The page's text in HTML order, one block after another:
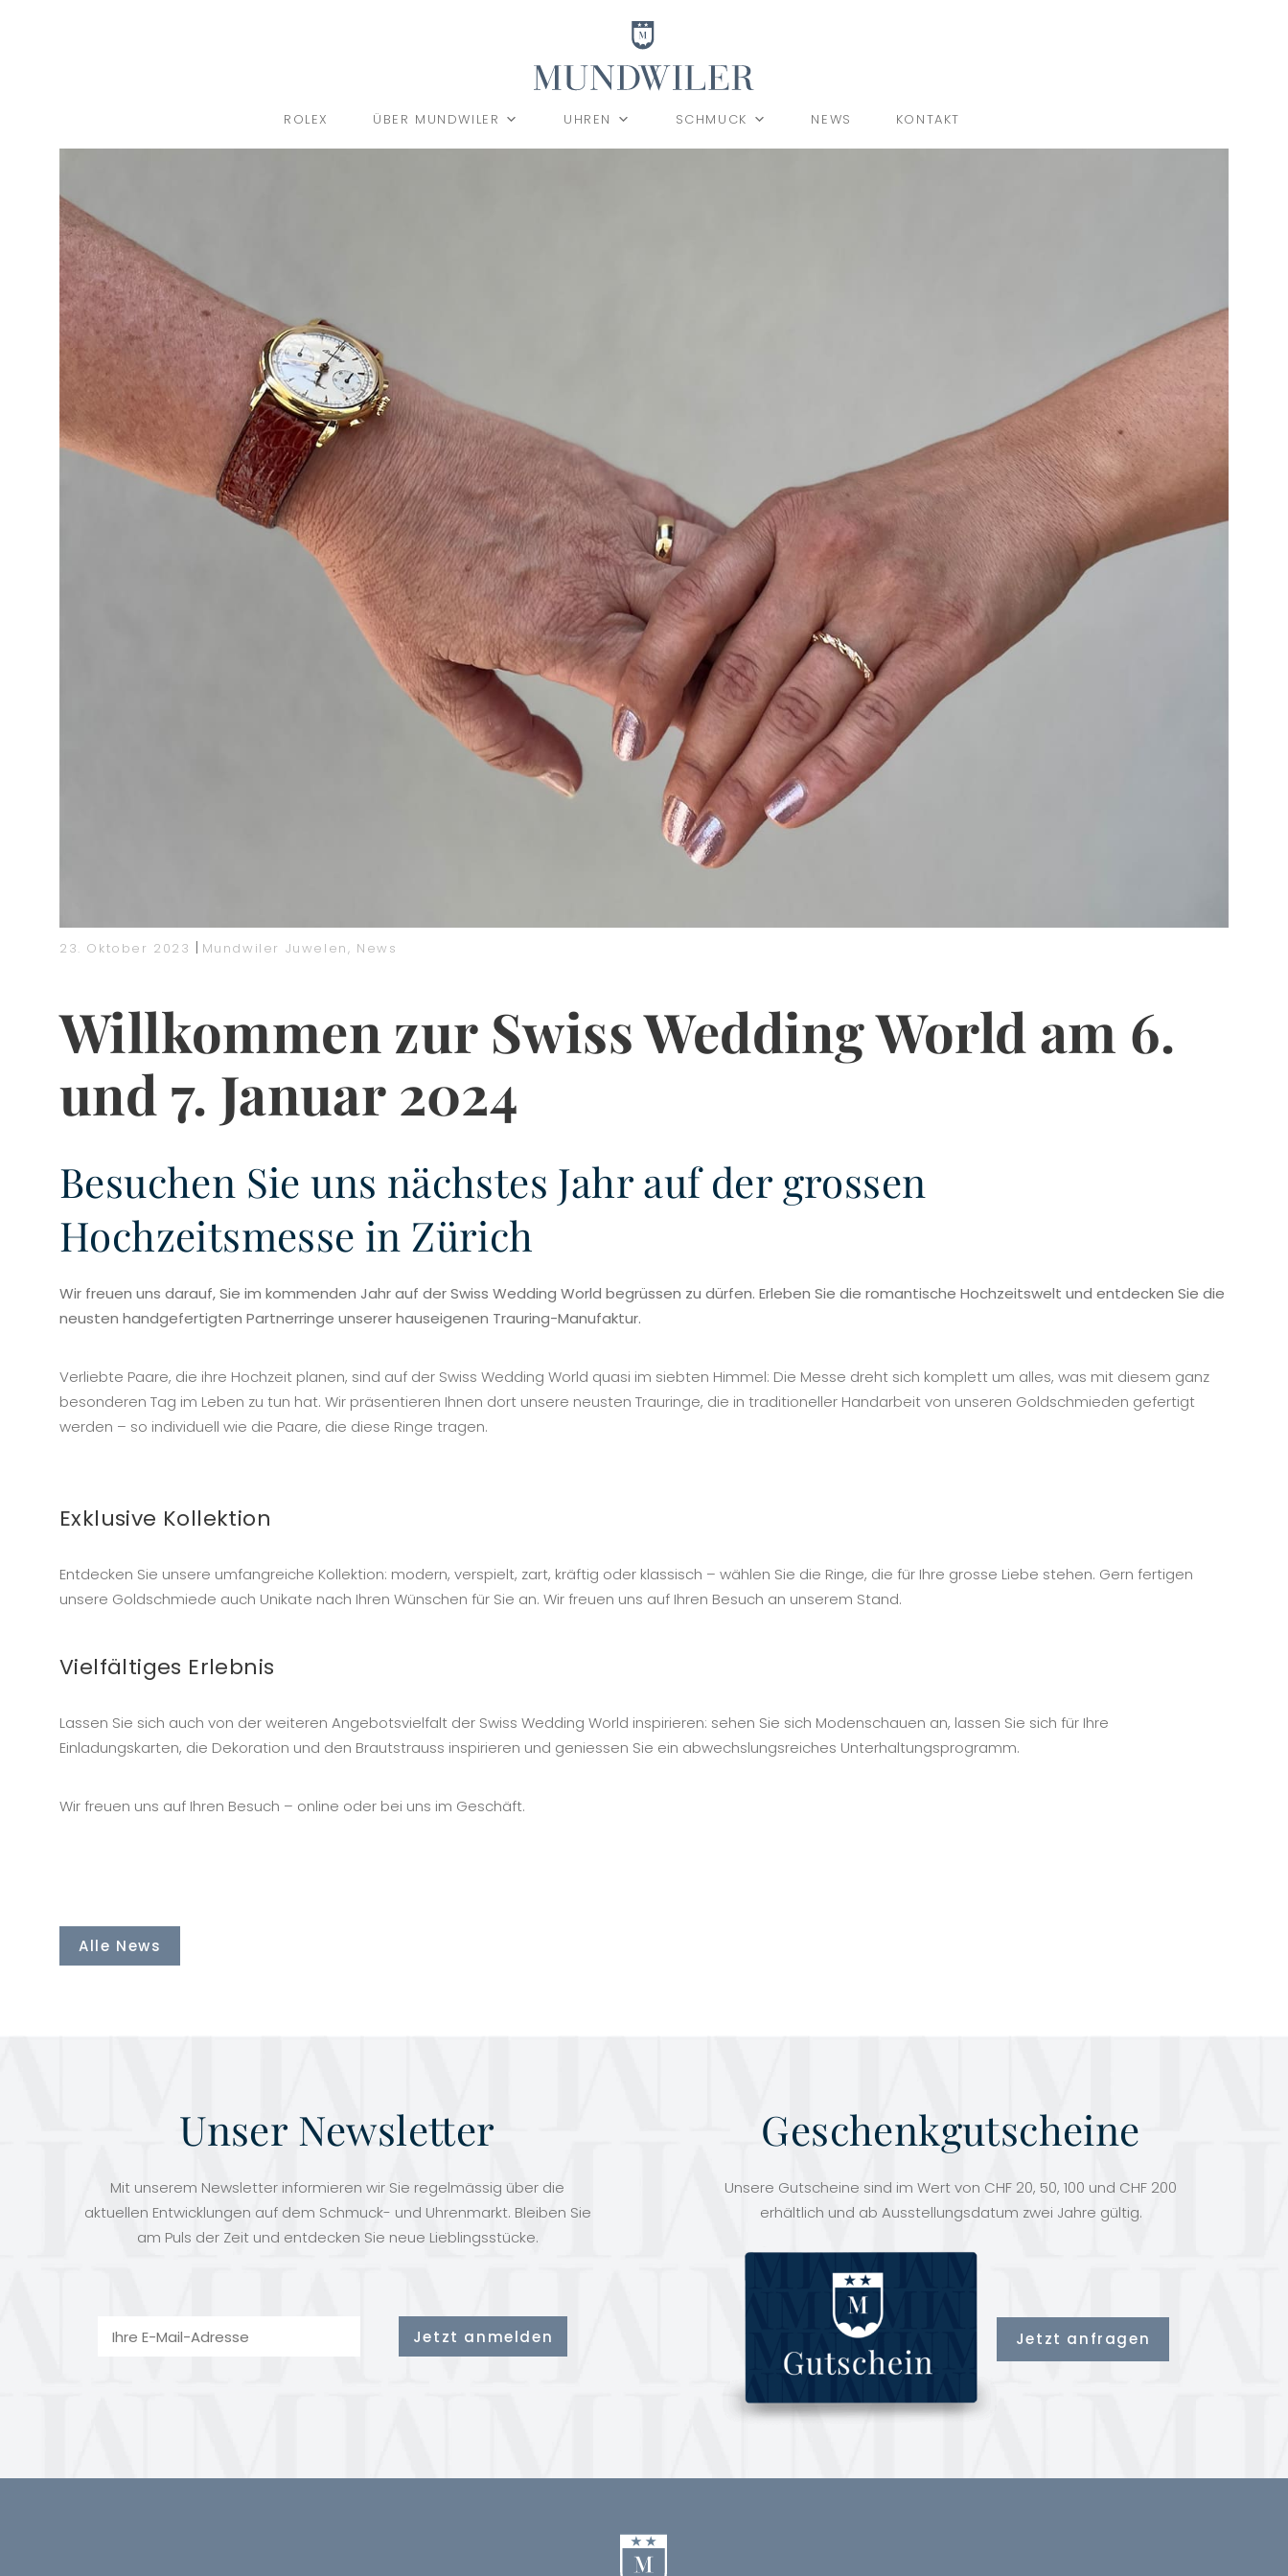
ROLEX ÜBER MUNDWILER UHREN SCHMUCK NEWS KONTAKT
23. Oktober 2023 | Mundwiler Juwelen, News
Willkommen zur Swiss Wedding World am 6.
und 7. Januar 2024
Besuchen Sie uns nächstes Jahr auf der grossen
Hochzeitsmesse in Zürich
Wir freuen uns darauf, Sie im kommenden Jahr auf der Swiss Wedding World begrüssen zu dürfen. Erleben Sie die romantische Hochzeitswelt und entdecken Sie die
neusten handgefertigten Partnerringe unserer hauseigenen Trauring-Manufaktur.
Verliebte Paare, die ihre Hochzeit planen, sind auf der Swiss Wedding World quasi im siebten Himmel: Die Messe dreht sich komplett um alles, was mit diesem ganz
besonderen Tag im Leben zu tun hat. Wir präsentieren Ihnen dort unsere neusten Trauringe, die in traditioneller Handarbeit von unseren Goldschmieden gefertigt
werden – so individuell wie die Paare, die diese Ringe tragen.
Exklusive Kollektion
Entdecken Sie unsere umfangreiche Kollektion: modern, verspielt, zart, kräftig oder klassisch – wählen Sie die Ringe, die für Ihre grosse Liebe stehen. Gern fertigen
unsere Goldschmiede auch Unikate nach Ihren Wünschen für Sie an. Wir freuen uns auf Ihren Besuch an unserem Stand.
Vielfältiges Erlebnis
Lassen Sie sich auch von der weiteren Angebotsvielfalt der Swiss Wedding World inspirieren: sehen Sie sich Modenschauen an, lassen Sie sich für Ihre
Einladungskarten, die Dekoration und den Brautstrauss inspirieren und geniessen Sie ein abwechslungsreiches Unterhaltungsprogramm.
Wir freuen uns auf Ihren Besuch – online oder bei uns im Geschäft.
Alle News
Unser Newsletter
Mit unserem Newsletter informieren wir Sie regelmässig über die
aktuellen Entwicklungen auf dem Schmuck- und Uhrenmarkt. Bleiben Sie
am Puls der Zeit und entdecken Sie neue Lieblingsstücke.
Geschenkgutscheine
Unsere Gutscheine sind im Wert von CHF 20, 50, 100 und CHF 200
erhältlich und ab Ausstellungsdatum zwei Jahre gültig.
Jetzt anfragen